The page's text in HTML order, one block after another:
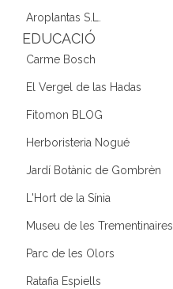
Aroplantas S.L.
EDUCACIÓ
Carme Bosch
El Vergel de las Hadas
Fitomon BLOG
Herboristeria Nogué
Jardí Botànic de Gombrèn
L'Hort de la Sínia
Museu de les Trementinaires
Parc de les Olors
Ratafia Espiells